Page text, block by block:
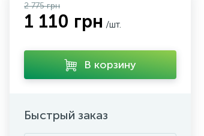
2 775 грн
1 110 грн /шт.
В корзину
Быстрый заказ